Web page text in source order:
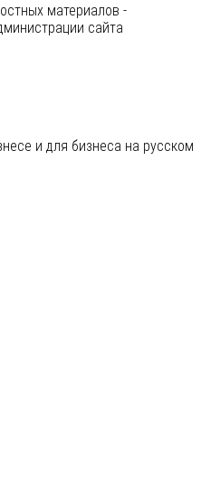
материалов -
сайта
и для бизнеса на русском